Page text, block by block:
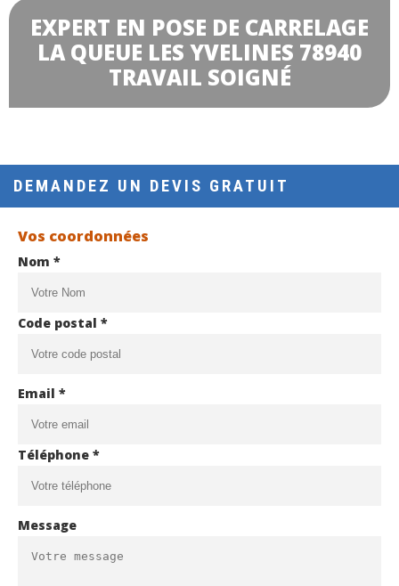
EXPERT EN POSE DE CARRELAGE
LA QUEUE LES YVELINES 78940
TRAVAIL SOIGNÉ
DEMANDEZ UN DEVIS GRATUIT
Vos coordonnées
Nom *
Code postal *
Email *
Téléphone *
Message